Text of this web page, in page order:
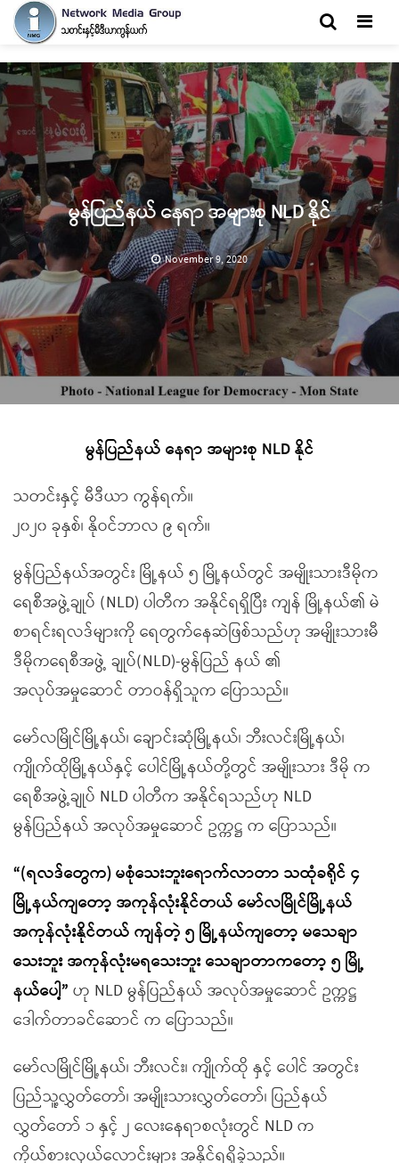
မွန်ပြည်နယ် နေရာ အများစု NLD နိုင်
November 9, 2020
မွန်ပြည်နယ် နေရာ အများစု NLD နိုင်
သတင်းနှင့် မီဒီယာ ကွန်ရက်။
၂၀၂၀ ခုနှစ်၊ နိုဝင်ဘာလ ၉ ရက်။
မွန်ပြည်နယ်အတွင်း မြို့နယ် ၅ မြို့နယ်တွင် အမျိုးသားဒီမိုက
ရေစီအဖွဲ့ချုပ် (NLD) ပါတီက အနိုင်ရရှိပြီး ကျန် မြို့နယ်၏ မဲ
စာရင်းရလဒ်များကို ရေတွက်နေဆဲဖြစ်သည်ဟု အမျိုးသားမီ
ဒီမိုကရေစီအဖွဲ့ ချုပ်(NLD)-မွန်ပြည် နယ် ၏
အလုပ်အမှုဆောင် တာဝန်ရှိသူက ပြောသည်။
မော်လမြိုင်မြို့နယ်၊ ချောင်းဆုံမြို့နယ်၊ ဘီးလင်းမြို့နယ်၊
ကျိုက်ထိုမြို့နယ်နှင့် ပေါင်မြို့နယ်တို့တွင် အမျိုးသား ဒီမို က
ရေစီအဖွဲ့ချုပ် NLD ပါတီက အနိုင်ရသည်ဟု NLD
မွန်ပြည်နယ် အလုပ်အမှုဆောင် ဥက္ကဋ္ဌ က ပြောသည်။
“(ရလဒ်တွေက) မစုံသေးဘူးရောက်လာတာ သထုံခရိုင် ၄
မြို့နယ်ကျတော့ အကုန်လုံးနိုင်တယ် မော်လမြိုင်မြို့နယ်
အကုန်လုံးနိုင်တယ် ကျန်တဲ့ ၅ မြို့နယ်ကျတော့ မသေချာ
သေးဘူး အကုန်လုံးမရသေးဘူး သေချာတာကတော့ ၅ မြို့
နယ်ပေါ့” ဟု NLD မွန်ပြည်နယ် အလုပ်အမှုဆောင် ဥက္ကဋ္ဌ
ဒေါက်တာခင်ဆောင် က ပြောသည်။
မော်လမြိုင်မြို့နယ်၊ ဘီးလင်း၊ ကျိုက်ထို နှင့် ပေါင် အတွင်း
ပြည်သူ့လွှတ်တော်၊ အမျိုးသားလွှတ်တော်၊ ပြည်နယ်
လွှတ်တော် ၁ နှင့် ၂ လေးနေရာစလုံးတွင် NLD က
ကိုယ်စားလှယ်လောင်းများ အနိုင်ရရှိခဲ့သည်။